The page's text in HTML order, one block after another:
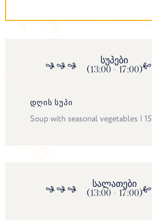
სუპები
(13:00 - 17:00)
ᲓᲦᲘᲡ ᲡᲣᲞᲘ
Soup with seasonal vegetables | 15
სალათები
(13:00 - 17:00)